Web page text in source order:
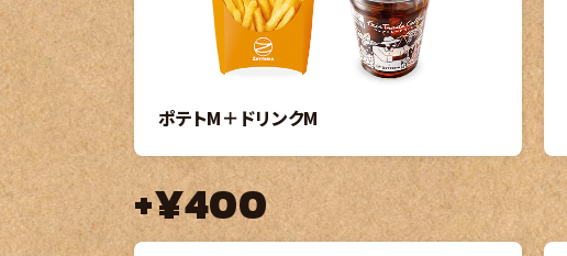
ポテトM＋ドリンクM
+¥400